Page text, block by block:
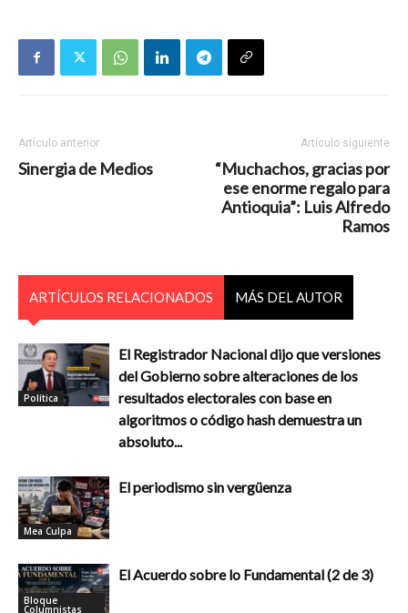
Artículo anterior
Sinergia de Medios
Artículo siguiente
“Muchachos, gracias por
ese enorme regalo para
Antioquia”: Luis Alfredo
Ramos
ARTÍCULOS RELACIONADOS MÁS DEL AUTOR
Política
El Registrador Nacional dijo que versiones
del Gobierno sobre alteraciones de los
resultados electorales con base en
algoritmos o código hash demuestra un
absoluto...
Mea Culpa
El periodismo sin vergüenza
Bloque
Columnistas
El Acuerdo sobre lo Fundamental (2 de 3)